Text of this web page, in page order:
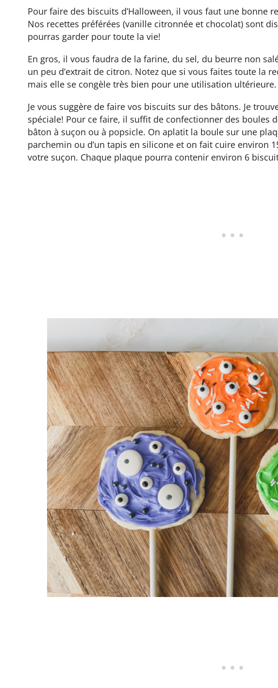
Pour faire des biscuits d’Halloween, il vous faut une bonne
Nos recettes préférées (vanille citronnée et chocolat) sont
pourras garder pour toute la vie!
En gros, il vous faudra de la farine, du sel, du beurre non
un peu d’extrait de citron. Notez que si vous faites toute la
mais elle se congèle très bien pour une utilisation ultérieure.
Je vous suggère de faire vos biscuits sur des bâtons. Je
spéciale! Pour ce faire, il suffit de confectionner des boules
bâton à suçon ou à popsicle. On aplatit la boule sur une
parchemin ou d’un tapis en silicone et on fait cuire environ
votre suçon. Chaque plaque pourra contenir environ 6